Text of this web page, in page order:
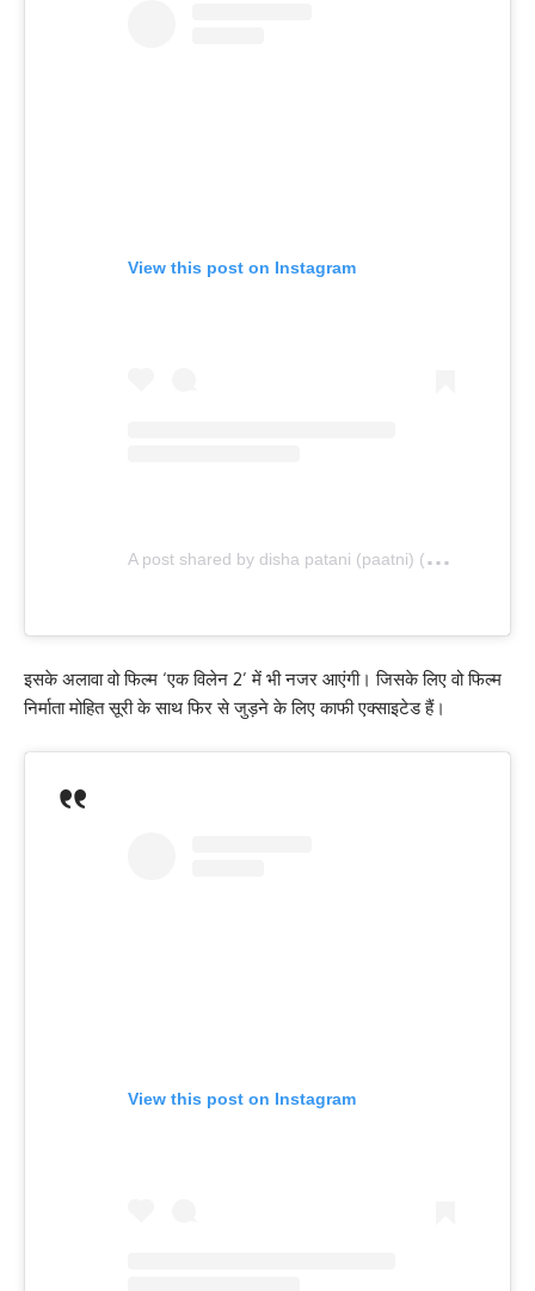
View this post on Instagram
A
post shared by disha patani (paatni) (@dishapatani)
इसके अलावा वो फिल्म ‘एक विलेन 2’ में भी नजर आएंगी। जिसके लिए वो फिल्म
निर्माता मोहित सूरी के साथ फिर से जुड़ने के लिए काफी एक्साइटेड हैं।
View this post on Instagram